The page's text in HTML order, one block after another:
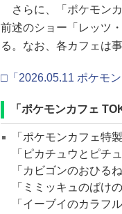
さらに、「ポケモンカ
前述のショー「レッツ
る。なお、各カフェは
□「2026.05.11 ポケモ
「ポケモンカフェ
「ポケモンカフェ特
「ピカチュウとピチ
「カビゴンのおひる
「ミミッキュのばけ
「イーブイのカラフ